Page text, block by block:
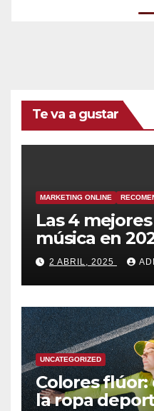
Te va a gustar
MARKETING ONLINE
Las 4
música en
canciones
2 ABRIL, 2025
UNCATEGORIZED
Colores
la ropa